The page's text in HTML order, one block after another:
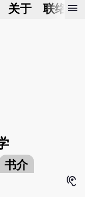
关于 联络我
menu
书介
hearing